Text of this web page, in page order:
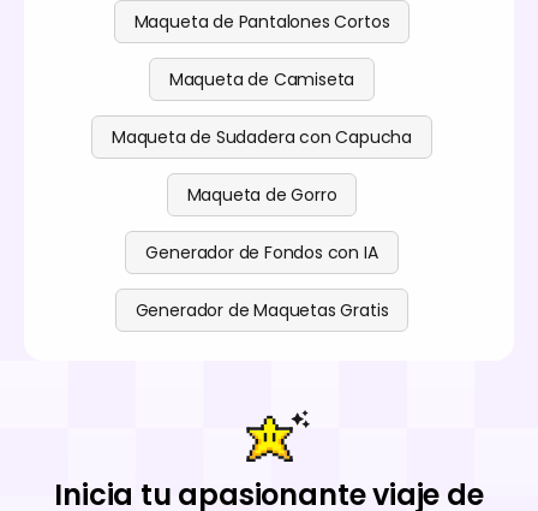
Maqueta de Pantalones Cortos
Maqueta de Camiseta
Maqueta de Sudadera con Capucha
Maqueta de Gorro
Generador de Fondos con IA
Generador de Maquetas Gratis
Inicia tu apasionante viaje de